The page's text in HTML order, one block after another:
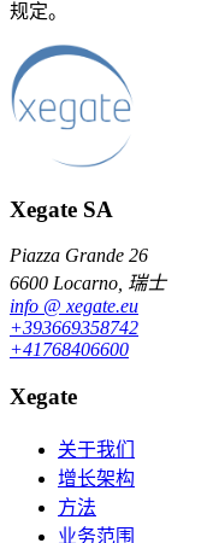
规定。
Xegate SA
Piazza Grande 26
6600 Locarno, 瑞士
info @ xegate.eu
+393669358742
+41768406600
Xegate
关于我们
增长架构
方法
业务范围